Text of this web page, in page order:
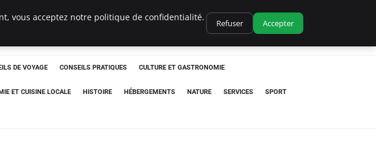
DE VOYAGE CONSEILS PRATIQUES CULTURE ET GASTRONOMIE
ET CUISINE LOCALE HISTOIRE HÉBERGEMENTS NATURE SERVICES SPORT
vous acceptez notre politique de confidentialité.
Refuser Accepter